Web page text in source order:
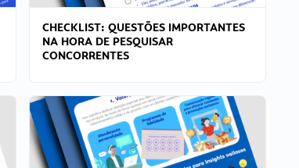
CHECKLIST: QUESTÕES IMPORTANTES
NA HORA DE PESQUISAR
CONCORRENTES